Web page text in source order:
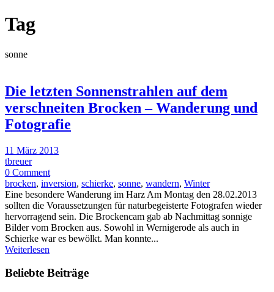
Tag
sonne
Die letzten Sonnenstrahlen auf dem
verschneiten Brocken – Wanderung und
Fotografie
11 März 2013
tbreuer
0 Comment
brocken, inversion, schierke, sonne, wandern, Winter
Eine besondere Wanderung im Harz Am Montag den 28.02.2013
sollten die Voraussetzungen für naturbegeisterte Fotografen wieder
hervorragend sein. Die Brockencam gab ab Nachmittag sonnige
Bilder vom Brocken aus. Sowohl in Wernigerode als auch in
Schierke war es bewölkt. Man konnte...
Weiterlesen
Beliebte Beiträge